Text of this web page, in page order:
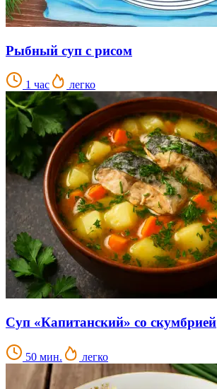
Рыбный суп с рисом
1 час легко
Суп «Капитанский» со скумбрией
50 мин. легко